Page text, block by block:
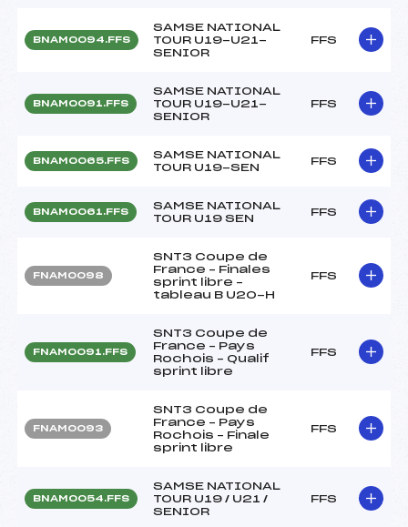
BNAM0094.FFS
SAMSE NATIONAL
TOUR U19-U21-
SENIOR
FFS
BNAM0091.FFS
SAMSE NATIONAL
TOUR U19-U21-
SENIOR
FFS
BNAM0065.FFS
SAMSE NATIONAL
TOUR U19-SEN
FFS
BNAM0061.FFS
SAMSE NATIONAL
TOUR U19 SEN
FFS
FNAM0098
SNT3 Coupe de
France – Finales
sprint libre –
tableau B U20-H
FFS
FNAM0091.FFS
SNT3 Coupe de
France – Pays
Rochois – Qualif
sprint libre
FFS
FNAM0093
SNT3 Coupe de
France – Pays
Rochois – Finale
sprint libre
FFS
BNAM0054.FFS
SAMSE NATIONAL
TOUR U19 / U21 /
SENIOR
FFS